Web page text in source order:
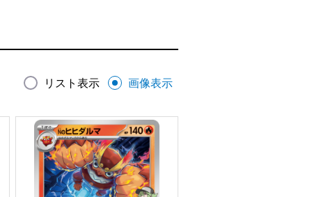
リスト表示 画像表示